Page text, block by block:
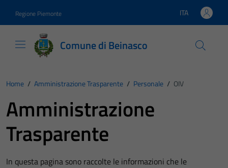
Regione Piemonte Lingua attiva:
ITA
Comune di Beinasco
Home / Amministrazione Trasparente / Personale / OIV
Amministrazione
Trasparente
In questa pagina sono raccolte le informazioni che le